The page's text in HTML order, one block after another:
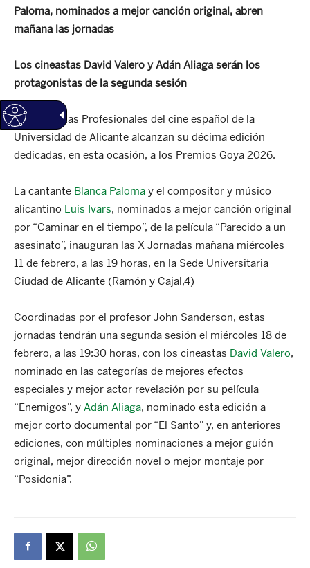
Paloma, nominados a mejor canción original, abren
mañana las jornadas
Los cineastas David Valero y Adán Aliaga serán los
protagonistas de la segunda sesión
Las Jornadas Profesionales del cine español de la
Universidad de Alicante alcanzan su décima edición
dedicadas, en esta ocasión, a los Premios Goya 2026.
La cantante Blanca Paloma y el compositor y músico
alicantino Luis Ivars, nominados a mejor canción original
por “Caminar en el tiempo”, de la película “Parecido a un
asesinato”, inauguran las X Jornadas mañana miércoles
11 de febrero, a las 19 horas, en la Sede Universitaria
Ciudad de Alicante (Ramón y Cajal,4)
Coordinadas por el profesor John Sanderson, estas
jornadas tendrán una segunda sesión el miércoles 18 de
febrero, a las 19:30 horas, con los cineastas David Valero,
nominado en las categorías de mejores efectos
especiales y mejor actor revelación por su película
“Enemigos”, y Adán Aliaga, nominado esta edición a
mejor corto documental por “El Santo” y, en anteriores
ediciones, con múltiples nominaciones a mejor guión
original, mejor dirección novel o mejor montaje por
“Posidonia”.